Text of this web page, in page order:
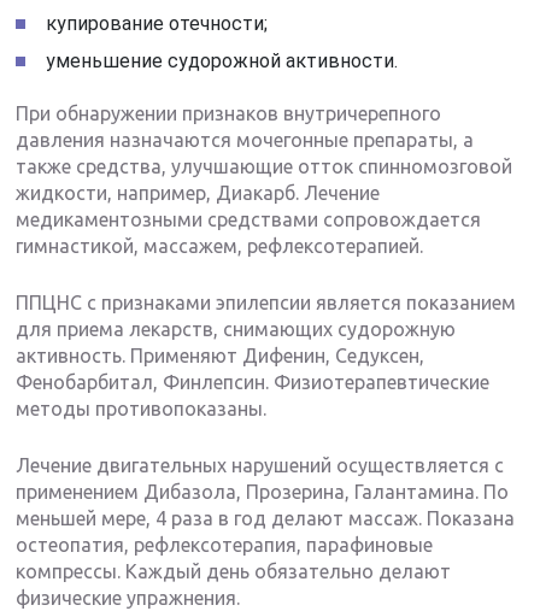
купирование отечности;
уменьшение судорожной активности.
При обнаружении признаков внутричерепного
давления назначаются мочегонные препараты, а
также средства, улучшающие отток спинномозговой
жидкости, например, Диакарб. Лечение
медикаментозными средствами сопровождается
гимнастикой, массажем, рефлексотерапией.
ППЦНС с признаками эпилепсии является показанием
для приема лекарств, снимающих судорожную
активность. Применяют Дифенин, Седуксен,
Фенобарбитал, Финлепсин. Физиотерапевтические
методы противопоказаны.
Лечение двигательных нарушений осуществляется с
применением Дибазола, Прозерина, Галантамина. По
меньшей мере, 4 раза в год делают массаж. Показана
остеопатия, рефлексотерапия, парафиновые
компрессы. Каждый день обязательно делают
физические упражнения.